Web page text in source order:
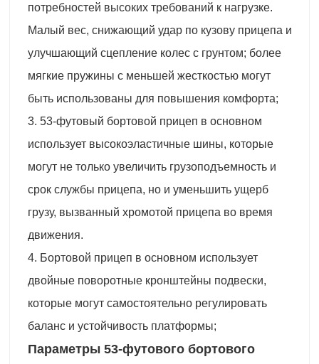
потребностей высоких требований к нагрузке.
Малый вес, снижающий удар по кузову прицепа и
улучшающий сцепление колес с грунтом; более
мягкие пружины с меньшей жесткостью могут
быть использованы для повышения комфорта;
3. 53-футовый бортовой прицеп в основном
использует высокоэластичные шины, которые
могут не только увеличить грузоподъемность и
срок службы прицепа, но и уменьшить ущерб
грузу, вызванный хромотой прицепа во время
движения.
4. Бортовой прицеп в основном использует
двойные поворотные кронштейны подвески,
которые могут самостоятельно регулировать
баланс и устойчивость платформы;
Параметры 53-футового бортового